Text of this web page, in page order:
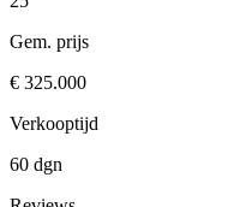
Gem. prijs
€ 325.000
Verkooptijd
60 dgn